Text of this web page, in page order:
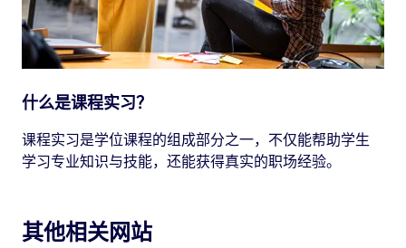
什么是课程实习？
课程实习是学位课程的组成部分之一，不仅能帮助学生
学习专业知识与技能，还能获得真实的职场经验。
其他相关网站